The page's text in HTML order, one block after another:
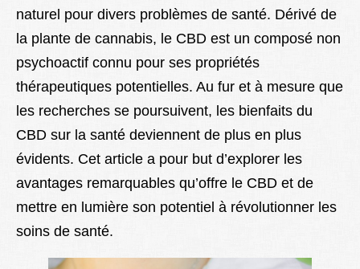
naturel pour divers problèmes de santé. Dérivé de
la plante de cannabis, le CBD est un composé non
psychoactif connu pour ses propriétés
thérapeutiques potentielles. Au fur et à mesure que
les recherches se poursuivent, les bienfaits du
CBD sur la santé deviennent de plus en plus
évidents. Cet article a pour but d’explorer les
avantages remarquables qu’offre le CBD et de
mettre en lumière son potentiel à révolutionner les
soins de santé.